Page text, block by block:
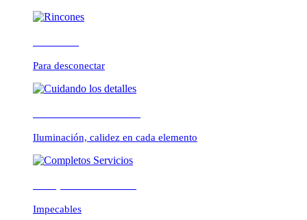
Previous Next
Para desconectar
Iluminación, calidez en cada elemento
Impecables